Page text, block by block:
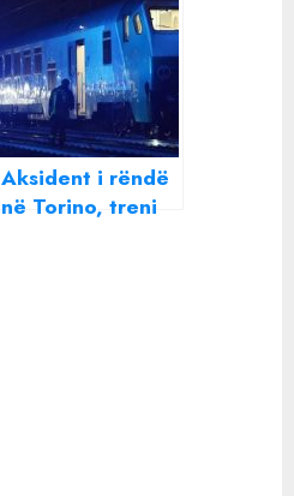
Aksident i rëndë
në Torino, treni